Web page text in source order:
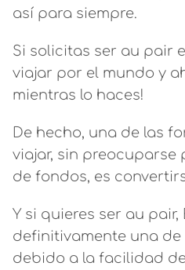
así para siempre.
Si solicitas ser au pair
viajar por el mundo y
mientras lo haces!
De hecho, una de las
viajar, sin
de fondos, es
Y si quieres ser au pair,
definitivamente una de
debido a la facilidad